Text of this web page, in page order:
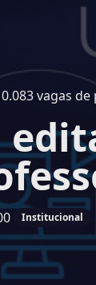
vagas
Institucional